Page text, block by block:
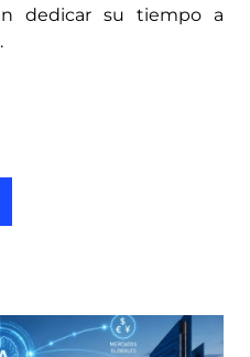
dedicar su tiempo a